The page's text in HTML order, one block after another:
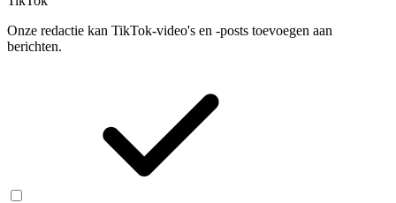
Onze redactie kan TikTok-video's en -posts toevoegen aan
berichten.